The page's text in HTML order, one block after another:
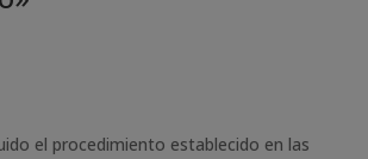
el procedimiento establecido en las